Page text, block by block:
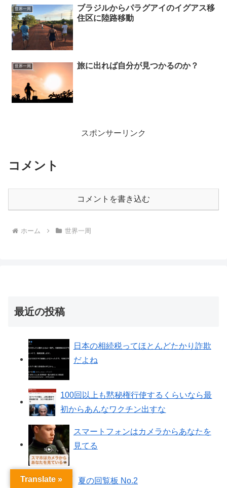
世界一周
ブラジルからパラグアイのイグアス移
住区に陸路移動
世界一周 旅に出れば自分が見つかるのか？
スポンサーリンク
コメント
コメントを書き込む
ホーム 世界一周
最近の投稿
日本の相続税ってほとんどたかり詐欺
だよね
100回以上も黙秘権行使するくらいなら最
初からあんなワクチン出すな
スマートフォンはカメラからあなたを
見てる
夏の回覧板 No.2
Translate »